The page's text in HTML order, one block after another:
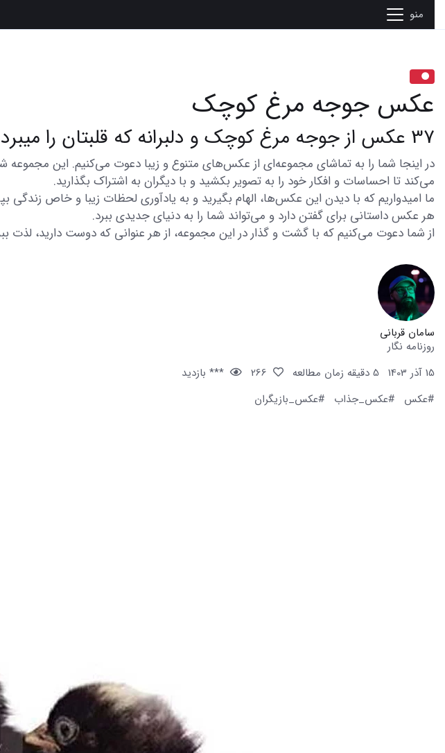
منو
عکس جوجه مرغ کوچک
37 عکس از جوجه مرغ کوچک و دلبرانه که قلبتان را میبرد
می‌کند تا احساسات و افکار خود را به تصویر بکشید و با دیگران به اشتراک بگذارید.
ما امیدواریم که با دیدن این عکس‌ها، الهام بگیرید و به یادآوری لحظات زیبا و خاص زندگی
هر عکس داستانی برای گفتن دارد و می‌تواند شما را به دنیای جدیدی ببرد.
از شما دعوت می‌کنیم که با گشت و گذار در این مجموعه، از هر عنوانی که دوست دارید، لذت
سامان قربانی
روزنامه نگار
15 آذر 1403
5 دقیقه زمان مطالعه
*** بازدید
#عکس
#عکس_جذاب #عکس_بازیگران